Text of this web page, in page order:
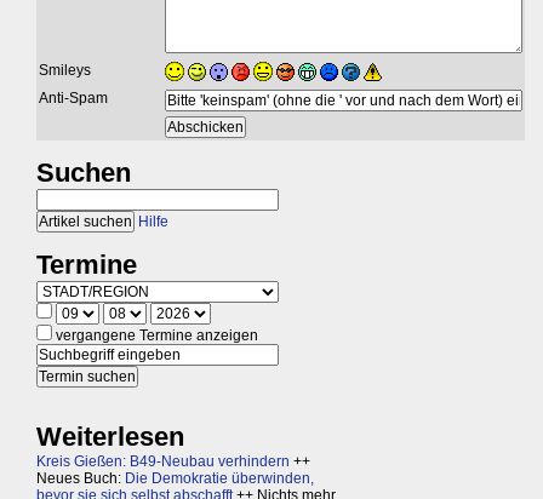
Smileys
Anti-Spam
Suchen
Hilfe
Termine
vergangene Termine anzeigen
Weiterlesen
Kreis Gießen: B49-Neubau verhindern ++
Neues Buch: Die Demokratie überwinden,